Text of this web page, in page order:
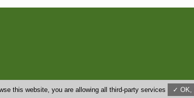
this website, you are allowing all third-party services ✓ OK,